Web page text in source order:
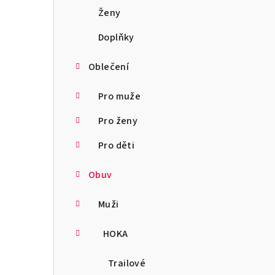
Ženy
Doplňky
Oblečení
Pro muže
Pro ženy
Pro děti
Obuv
Muži
HOKA
Trailové